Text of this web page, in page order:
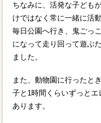
ちなみに、活発な子ども
けではなく常に一緒に活
毎日公園へ行き、鬼ごっ
になって走り回って遊ぶ
ました。
また、動物園に行ったと
子と1時間くらいずっと
あります。